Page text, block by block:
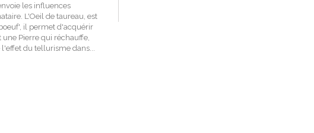
les influences
L'Oeil de taureau, est
il permet d'acquérir
une Pierre qui réchauffe,
du tellurisme dans...